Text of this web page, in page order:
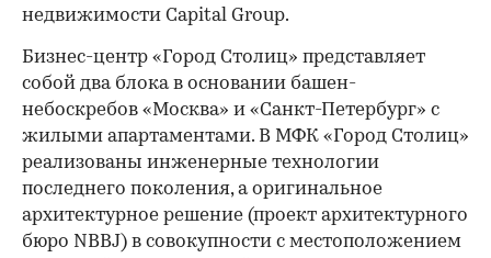
недвижимости Capital Group.
Бизнес-центр «Город Столиц» представляет
собой два блока в основании башен-
небоскребов «Москва» и «Санкт-Петербург» с
жилыми апартаментами. В МФК «Город Столиц»
реализованы инженерные технологии
последнего поколения, а оригинальное
архитектурное решение (проект архитектурного
бюро NBBJ) в совокупности с местоположением